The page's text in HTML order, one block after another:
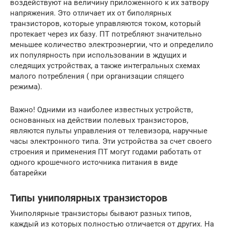
воздействуют на величину приложенного к их затвору
напряжения. Это отличает их от биполярных
транзисторов, которые управляются током, который
протекает через их базу. ПТ потребляют значительно
меньшее количество электроэнергии, что и определило
их популярность при использовании в ждущих и
следящих устройствах, а также интегральных схемах
малого потребления ( при организации спящего
режима).
Важно! Одними из наиболее известных устройств,
основанных на действии полевых транзисторов,
являются пульты управления от телевизора, наручные
часы электронного типа. Эти устройства за счет своего
строения и применения ПТ могут годами работать от
одного крошечного источника питания в виде
батарейки
Типы униполярных транзисторов
Униполярные транзисторы бывают разных типов,
каждый из которых полностью отличается от других. На